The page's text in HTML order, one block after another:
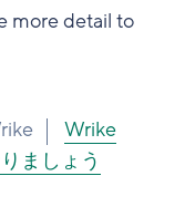
more detail to
Wrike
ましょう